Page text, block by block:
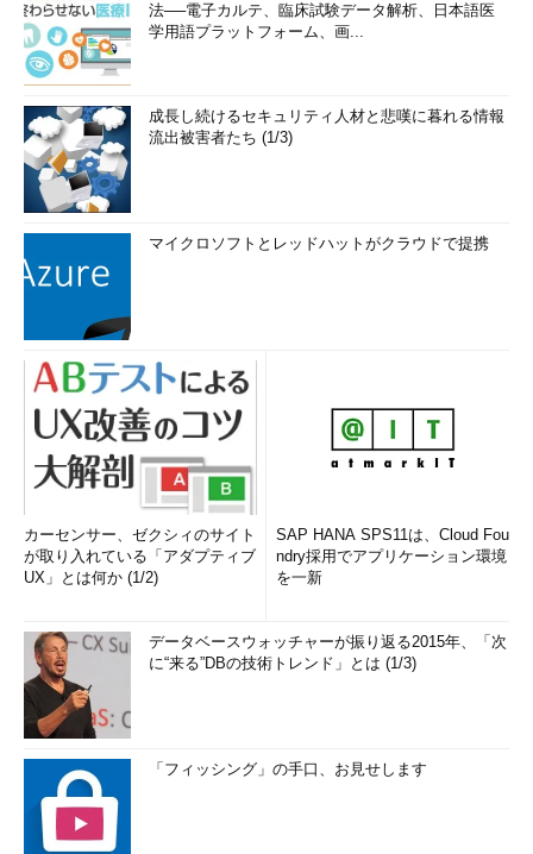
法──電子カルテ、臨床試験データ解析、日本語医
学用語プラットフォーム、画...
成長し続けるセキュリティ人材と悲嘆に暮れる情報
流出被害者たち (1/3)
マイクロソフトとレッドハットがクラウドで提携
カーセンサー、ゼクシィのサイト
が取り入れている「アダプティブ
UX」とは何か (1/2)
SAP HANA SPS11は、Cloud Fou
ndry採用でアプリケーション環境
を一新
データベースウォッチャーが振り返る2015年、「次
に“来る”DBの技術トレンド」とは (1/3)
「フィッシング」の手口、お見せします